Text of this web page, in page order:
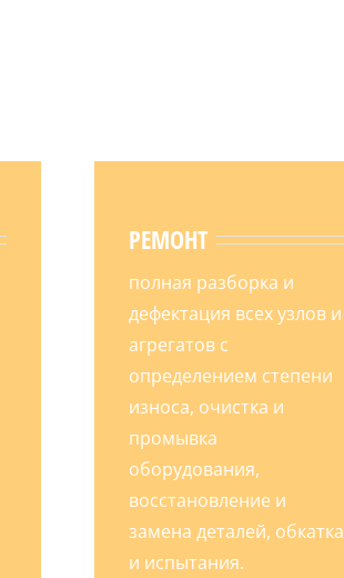
РЕМОНТ
полная разборка и
дефектация всех узлов и
агрегатов с
определением степени
износа, очистка и
промывка
оборудования,
восстановление и
замена деталей, обкатка
и испытания.